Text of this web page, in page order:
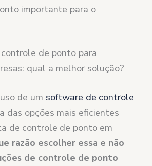
importante para o
de ponto para
qual a melhor solução?
de um software de controle
das opções mais eficientes
de controle de ponto em
razão escolher essa e não
de controle de ponto